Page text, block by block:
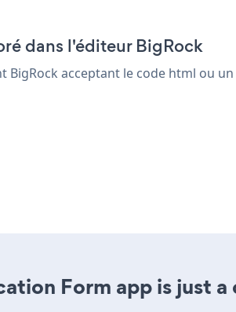
dans l'éditeur BigRock
acceptant le code html ou
Form app is just a